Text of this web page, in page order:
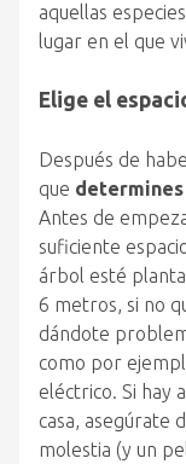
aquellas
lugar en el que
Elige el
Después de
que
Antes de
suficiente
árbol esté
6 metros, si no
dándote
como por
eléctrico. Si hay
casa, asegúrate
molestia (y un